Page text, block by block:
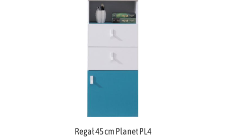
Regał 45 cm Planet PL4